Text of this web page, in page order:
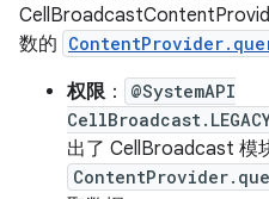
数的
权限 ：
@SystemAPI
出了 CellBroadcast 模